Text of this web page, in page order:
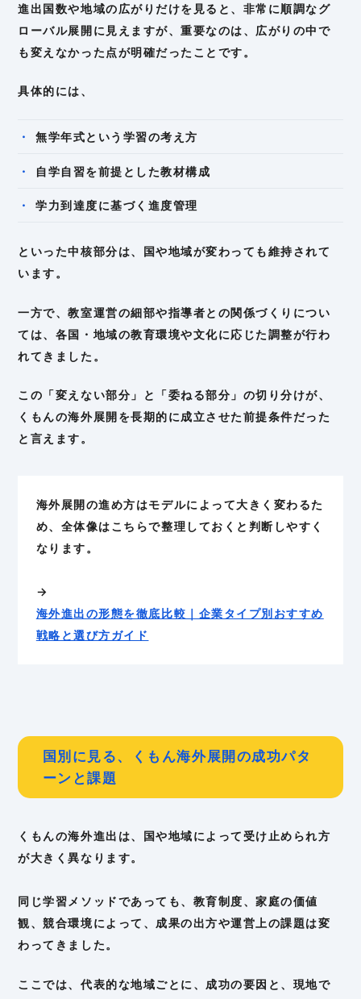
進出国数や地域の広がりだけを見ると、非常に順調なグ
ローバル展開に見えますが、重要なのは、広がりの中で
も変えなかった点が明確だったことです。
具体的には、
無学年式という学習の考え方
自学自習を前提とした教材構成
学力到達度に基づく進度管理
といった中核部分は、国や地域が変わっても維持されて
います。
一方で、教室運営の細部や指導者との関係づくりについ
ては、各国・地域の教育環境や文化に応じた調整が行わ
れてきました。
この「変えない部分」と「委ねる部分」の切り分けが、
くもんの海外展開を長期的に成立させた前提条件だった
と言えます。
海外展開の進め方はモデルによって大きく変わるた
め、全体像はこちらで整理しておくと判断しやすく
なります。
→
海外進出の形態を徹底比較｜企業タイプ別おすすめ
戦略と選び方ガイド
国別に見る、くもん海外展開の成功パタ
ーンと課題
くもんの海外進出は、国や地域によって受け止められ方
が大きく異なります。
同じ学習メソッドであっても、教育制度、家庭の価値
観、競合環境によって、成果の出方や運営上の課題は変
わってきました。
ここでは、代表的な地域ごとに、成功の要因と、現地で